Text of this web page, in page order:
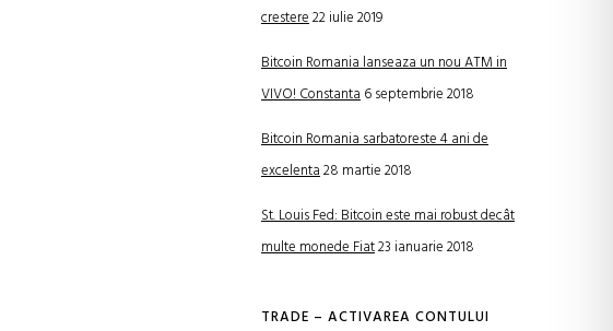
crestere22 iulie 2019
Bitcoin Romania lanseaza un nou ATM in
VIVO! Constanta6 septembrie 2018
Bitcoin Romania sarbatoreste 4 ani de
excelenta28 martie 2018
St. Louis Fed: Bitcoin este mai robust decât
multe monede Fiat23 ianuarie 2018
TRADE – ACTIVAREA CONTULUI